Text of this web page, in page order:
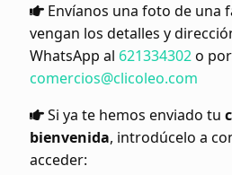
Envíanos una foto de una
vengan los detalles y
WhatsApp al 621334302o
comercios@clicoleo.com
Si ya te hemos enviado tu
bienvenida, introdúcelo a
acceder: